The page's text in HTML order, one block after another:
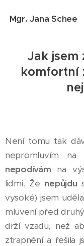
Mgr. JanaSchee
Jak jsem
komfortní
Není tomu tak
nepromluvím
nepodívám na
lidmi. Že nepůjdu
vysoké) jsem
mluvení před
drží vzadu, než
ztrapnění a řešila